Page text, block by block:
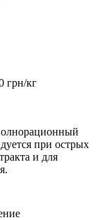
грн/кг
при острых
и для